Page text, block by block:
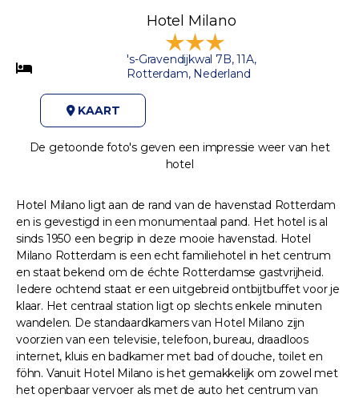
Hotel Milano
's-Gravendijkwal 7B, 11A,
Rotterdam, Nederland
KAART
De getoonde foto's geven een impressie weer van het
hotel
Hotel Milano ligt aan de rand van de havenstad Rotterdam
en is gevestigd in een monumentaal pand. Het hotel is al
sinds 1950 een begrip in deze mooie havenstad. Hotel
Milano Rotterdam is een echt familiehotel in het centrum
en staat bekend om de échte Rotterdamse gastvrijheid.
Iedere ochtend staat er een uitgebreid ontbijtbuffet voor je
klaar. Het centraal station ligt op slechts enkele minuten
wandelen. De standaardkamers van Hotel Milano zijn
voorzien van een televisie, telefoon, bureau, draadloos
internet, kluis en badkamer met bad of douche, toilet en
föhn. Vanuit Hotel Milano is het gemakkelijk om zowel met
het openbaar vervoer als met de auto het centrum van